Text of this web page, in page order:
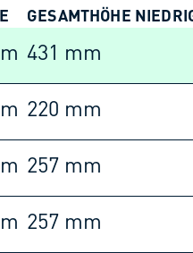
GESAMTHÖHE
431 mm
220 mm
257 mm
257 mm